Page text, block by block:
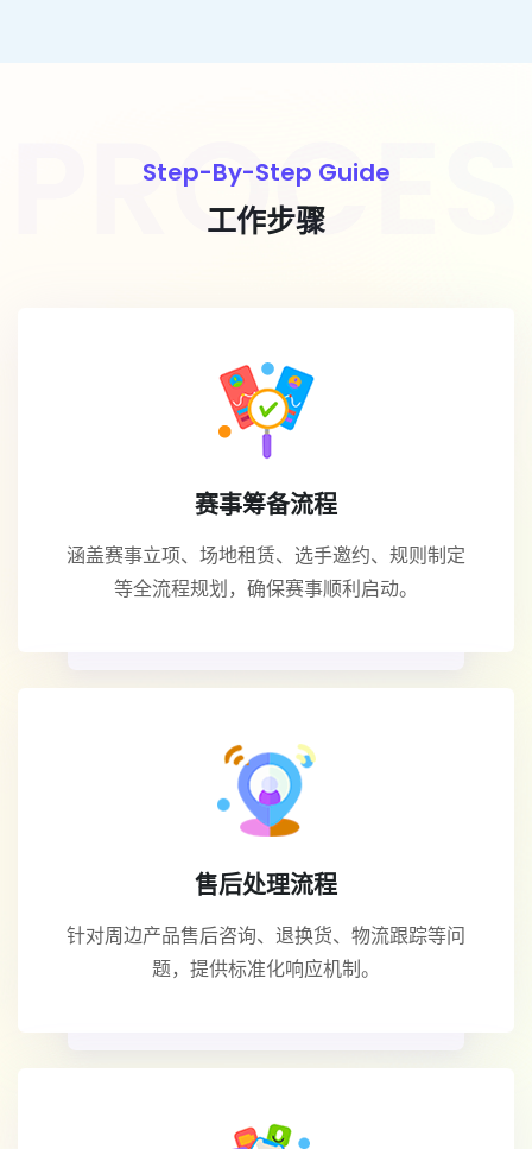
Step-By-Step Guide
工作步骤
赛事筹备流程
涵盖赛事立项、场地租赁、选手邀约、规则制定
等全流程规划，确保赛事顺利启动。
售后处理流程
针对周边产品售后咨询、退换货、物流跟踪等问
题，提供标准化响应机制。